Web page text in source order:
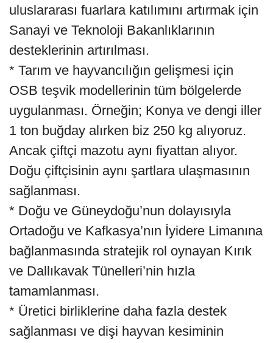
uluslararası fuarlara katılımını artırmak için
Sanayi ve Teknoloji Bakanlıklarının
desteklerinin artırılması.
* Tarım ve hayvancılığın gelişmesi için
OSB teşvik modellerinin tüm bölgelerde
uygulanması. Örneğin; Konya ve dengi iller
1 ton buğday alırken biz 250 kg alıyoruz.
Ancak çiftçi mazotu aynı fiyattan alıyor.
Doğu çiftçisinin aynı şartlara ulaşmasının
sağlanması.
* Doğu ve Güneydoğu’nun dolayısıyla
Ortadoğu ve Kafkasya’nın İyidere Limanına
bağlanmasında stratejik rol oynayan Kırık
ve Dallıkavak Tünelleri’nin hızla
tamamlanması.
* Üretici birliklerine daha fazla destek
sağlanması ve dişi hayvan kesiminin